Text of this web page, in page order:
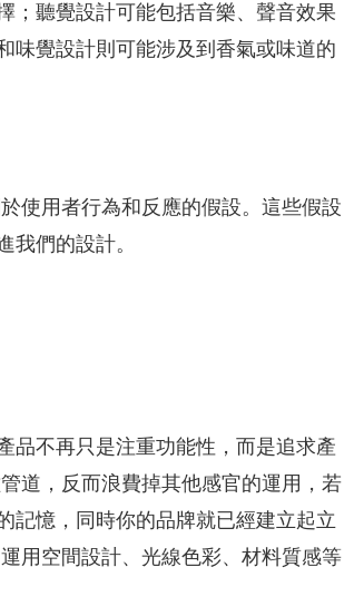
；聽覺設計可能包括音樂、聲音效果
味覺設計則可能涉及到香氣或味道的
使用者行為和反應的假設。這些假設
我們的設計。
品不再只是注重功能性，而是追求產
道，反而浪費掉其他感官的運用，若
記憶，同時你的品牌就已經建立起立
用空間設計、光線色彩、材料質感等